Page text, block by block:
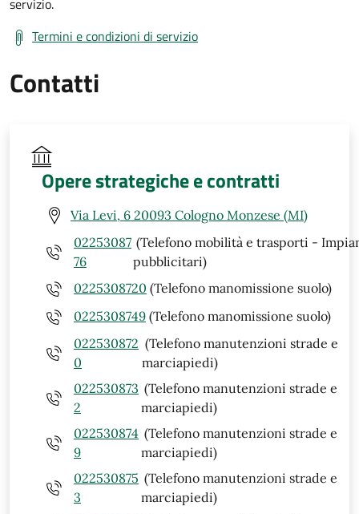
Termini e condizioni di servizio
Contatti
Opere strategiche e contratti
Via Levi, 6 20093 Cologno Monzese (MI)
02253087
76
(Telefono mobilità e trasporti -
pubblicitari)
0225308720 (Telefono manomissione suolo)
0225308749 (Telefono manomissione suolo)
022530872
0
(Telefono manutenzioni strade e
marciapiedi)
022530873
2
(Telefono manutenzioni strade e
marciapiedi)
022530874
9
(Telefono manutenzioni strade e
marciapiedi)
022530875
3
(Telefono manutenzioni strade e
marciapiedi)